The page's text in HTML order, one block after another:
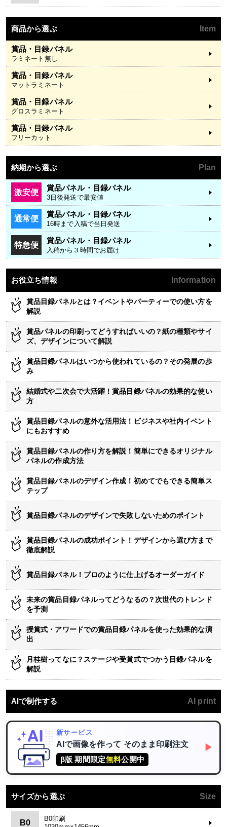
商品から選ぶ Item
賞品・目録パネル
ラミネート無し
賞品・目録パネル
マットラミネート
賞品・目録パネル
グロスラミネート
賞品・目録パネル
フリーカット
納期から選ぶ Plan
激安便 賞品パネル・目録パネル
3日後発送で最安値
通常便 賞品パネル・目録パネル
16時まで入稿で当日発送
特急便 賞品パネル・目録パネル
入稿から３時間でお届け
お役立ち情報 Information
賞品目録パネルとは？イベントやパーティーでの使い方を
解説
賞品パネルの印刷ってどうすればいいの？紙の種類やサイ
ズ、デザインについて解説
賞品目録パネルはいつから使われているの？その発展の歩
み
結婚式や二次会で大活躍！賞品目録パネルの効果的な使い
方
賞品目録パネルの意外な活用法！ビジネスや社内イベント
にもおすすめ
賞品目録パネルの作り方を解説！簡単にできるオリジナル
パネルの作成方法
賞品目録パネルのデザイン作成！初めてでもできる簡単ス
テップ
賞品目録パネルのデザインで失敗しないためのポイント
賞品目録パネルの成功ポイント！デザインから選び方まで
徹底解説
賞品目録パネル！プロのように仕上げるオーダーガイド
未来の賞品目録パネルってどうなるの？次世代のトレンド
を予測
授賞式・アワードでの賞品目録パネルを使った効果的な演
出
月桂樹ってなに？ステージや受賞式でつかう目録パネルを
解説
AIで制作する AI print
新サービス
AIで画像を作って そのまま印刷注文
β版 期間限定無料公開中
▶
サイズから選ぶ Size
B0
B0印刷